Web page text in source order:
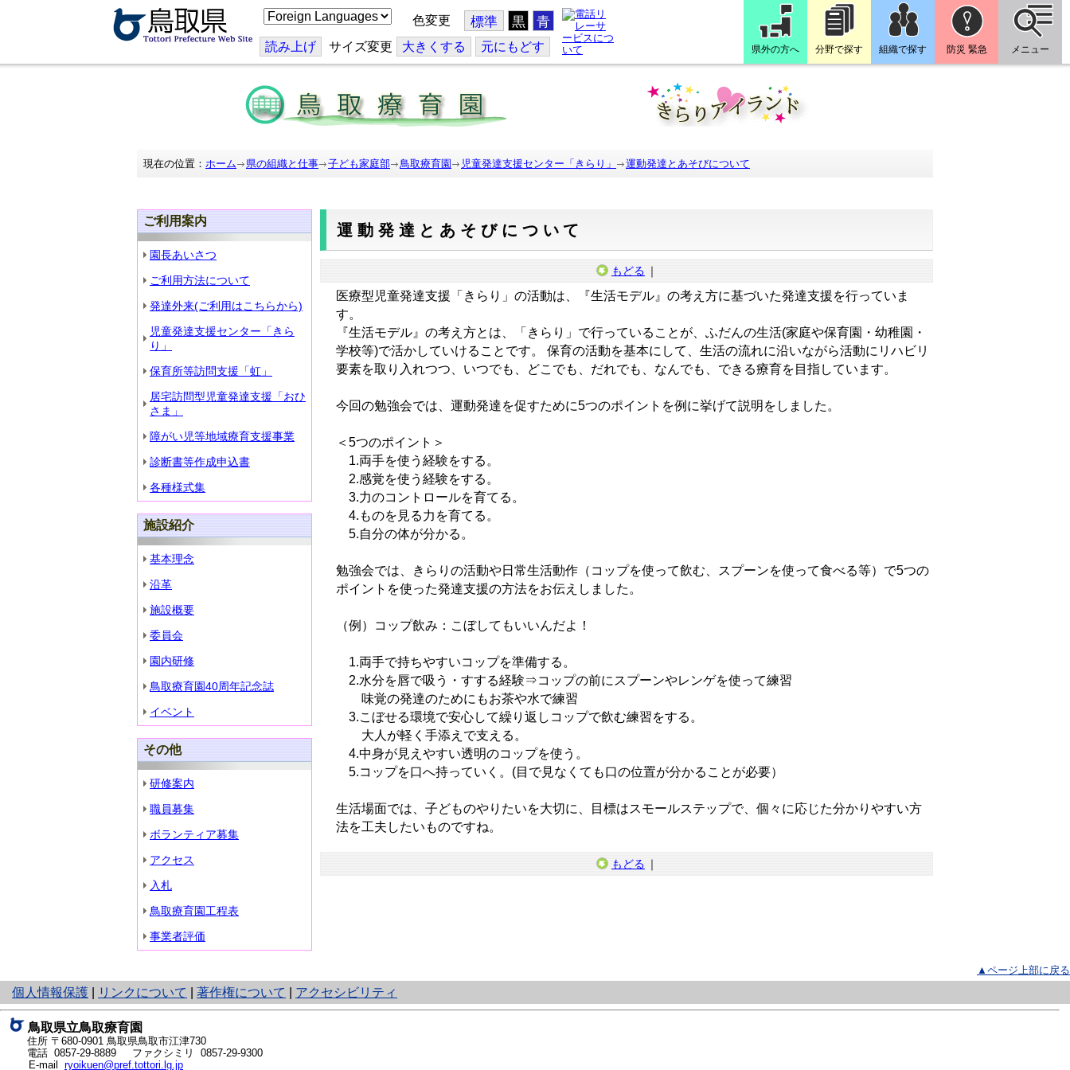
こ
の
ジ
を
訳
す
る
色変更 標準 黒 青
読み上げ サイズ変更 大きくする 元にもどす 県外の方へ 分野で探す 組織で探す 防災 緊急 メニュー
現在の位置： ホーム 県の組織と仕事 子ども家庭部 鳥取療育園 児童発達支援センター「きらり」 運動発達とあそびについて
ご利用案内
園長あいさつ
ご利用方法について
発達外来(ご利用はこちらから)
児童発達支援センター「きら
り」
保育所等訪問支援「虹」
居宅訪問型児童発達支援「おひ
さま」
障がい児等地域療育支援事業
診断書等作成申込書
各種様式集
施設紹介
基本理念
沿革
施設概要
委員会
園内研修
鳥取療育園40周年記念誌
イベント
その他
研修案内
職員募集
ボランティア募集
アクセス
入札
鳥取療育園工程表
事業者評価
運動発達とあそびについて
もどる ｜
医療型児童発達支援「きらり」の活動は、『生活モデル』の考え方に基づいた発達支援を行っていま
す。
『生活モデル』の考え方とは、「きらり」で行っていることが、ふだんの生活(家庭や保育園・幼稚園・
学校等)で活かしていけることです。 保育の活動を基本にして、生活の流れに沿いながら活動にリハビリ
要素を取り入れつつ、いつでも、どこでも、だれでも、なんでも、できる療育を目指しています。
今回の勉強会では、運動発達を促すために5つのポイントを例に挙げて説明をしました。
＜5つのポイント＞
1.両手を使う経験をする。
2.感覚を使う経験をする。
3.力のコントロールを育てる。
4.ものを見る力を育てる。
5.自分の体が分かる。
勉強会では、きらりの活動や日常生活動作（コップを使って飲む、スプーンを使って食べる等）で5つの
ポイントを使った発達支援の方法をお伝えしました。
（例）コップ飲み：こぼしてもいいんだよ！
1.両手で持ちやすいコップを準備する。
2.水分を唇で吸う・すする経験⇒コップの前にスプーンやレンゲを使って練習
味覚の発達のためにもお茶や水で練習
3.こぼせる環境で安心して繰り返しコップで飲む練習をする。
大人が軽く手添えで支える。
4.中身が見えやすい透明のコップを使う。
5.コップを口へ持っていく。(目で見なくても口の位置が分かることが必要）
生活場面では、子どものやりたいを大切に、目標はスモールステップで、個々に応じた分かりやすい方
法を工夫したいものですね。
もどる ｜
▲ページ上部に戻る
個人情報保護
と
り
ネ
ッ
ト
へ
リンクについて 著作権について アクセシビリティ
鳥取県立鳥取療育園
住所 〒680-0901 鳥取県鳥取市江津730
電話 0857-29-8889
ファクシミリ 0857-29-9300
E-mail ryoikuen@pref.tottori.lg.jp